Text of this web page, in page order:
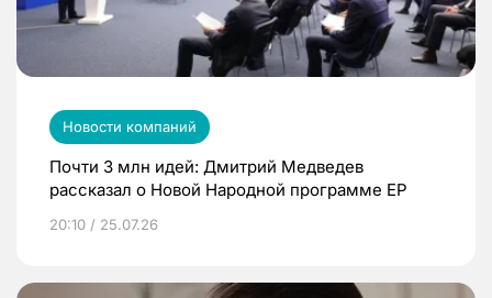
Новости компаний
Почти 3 млн идей: Дмитрий Медведев
рассказал о Новой Народной программе ЕР
20:10 / 25.07.26